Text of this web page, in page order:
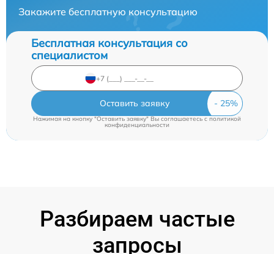
Закажите бесплатную консультацию
Бесплатная консультация со
специалистом
Оставить заявку
Нажимая на кнопку "Оставить заявку" Вы соглашаетесь cполитикой
конфиденциальности
Разбираем частые
запросы